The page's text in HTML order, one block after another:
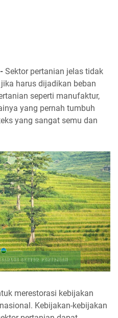
Sektor pertanian jelas tidak
harus dijadikan beban
seperti manufaktur,
yang pernah tumbuh
yang sangat semu dan
merestorasi kebijakan
Kebijakan-kebijakan